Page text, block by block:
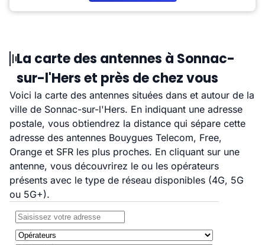
La carte des antennes à Sonnac-
sur-l'Hers et près de chez vous
Voici la carte des antennes situées dans et autour de la
ville de Sonnac-sur-l'Hers. En indiquant une adresse
postale, vous obtiendrez la distance qui sépare cette
adresse des antennes Bouygues Telecom, Free,
Orange et SFR les plus proches. En cliquant sur une
antenne, vous découvrirez le ou les opérateurs
présents avec le type de réseau disponibles (4G, 5G
ou 5G+).